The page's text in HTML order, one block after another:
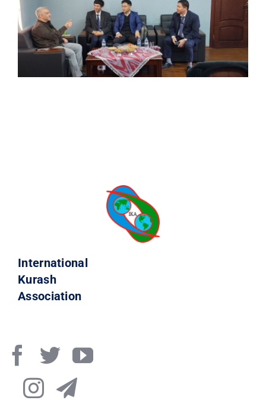
International
Kurash
Association